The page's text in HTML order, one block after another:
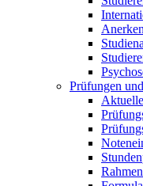
Prüfungen